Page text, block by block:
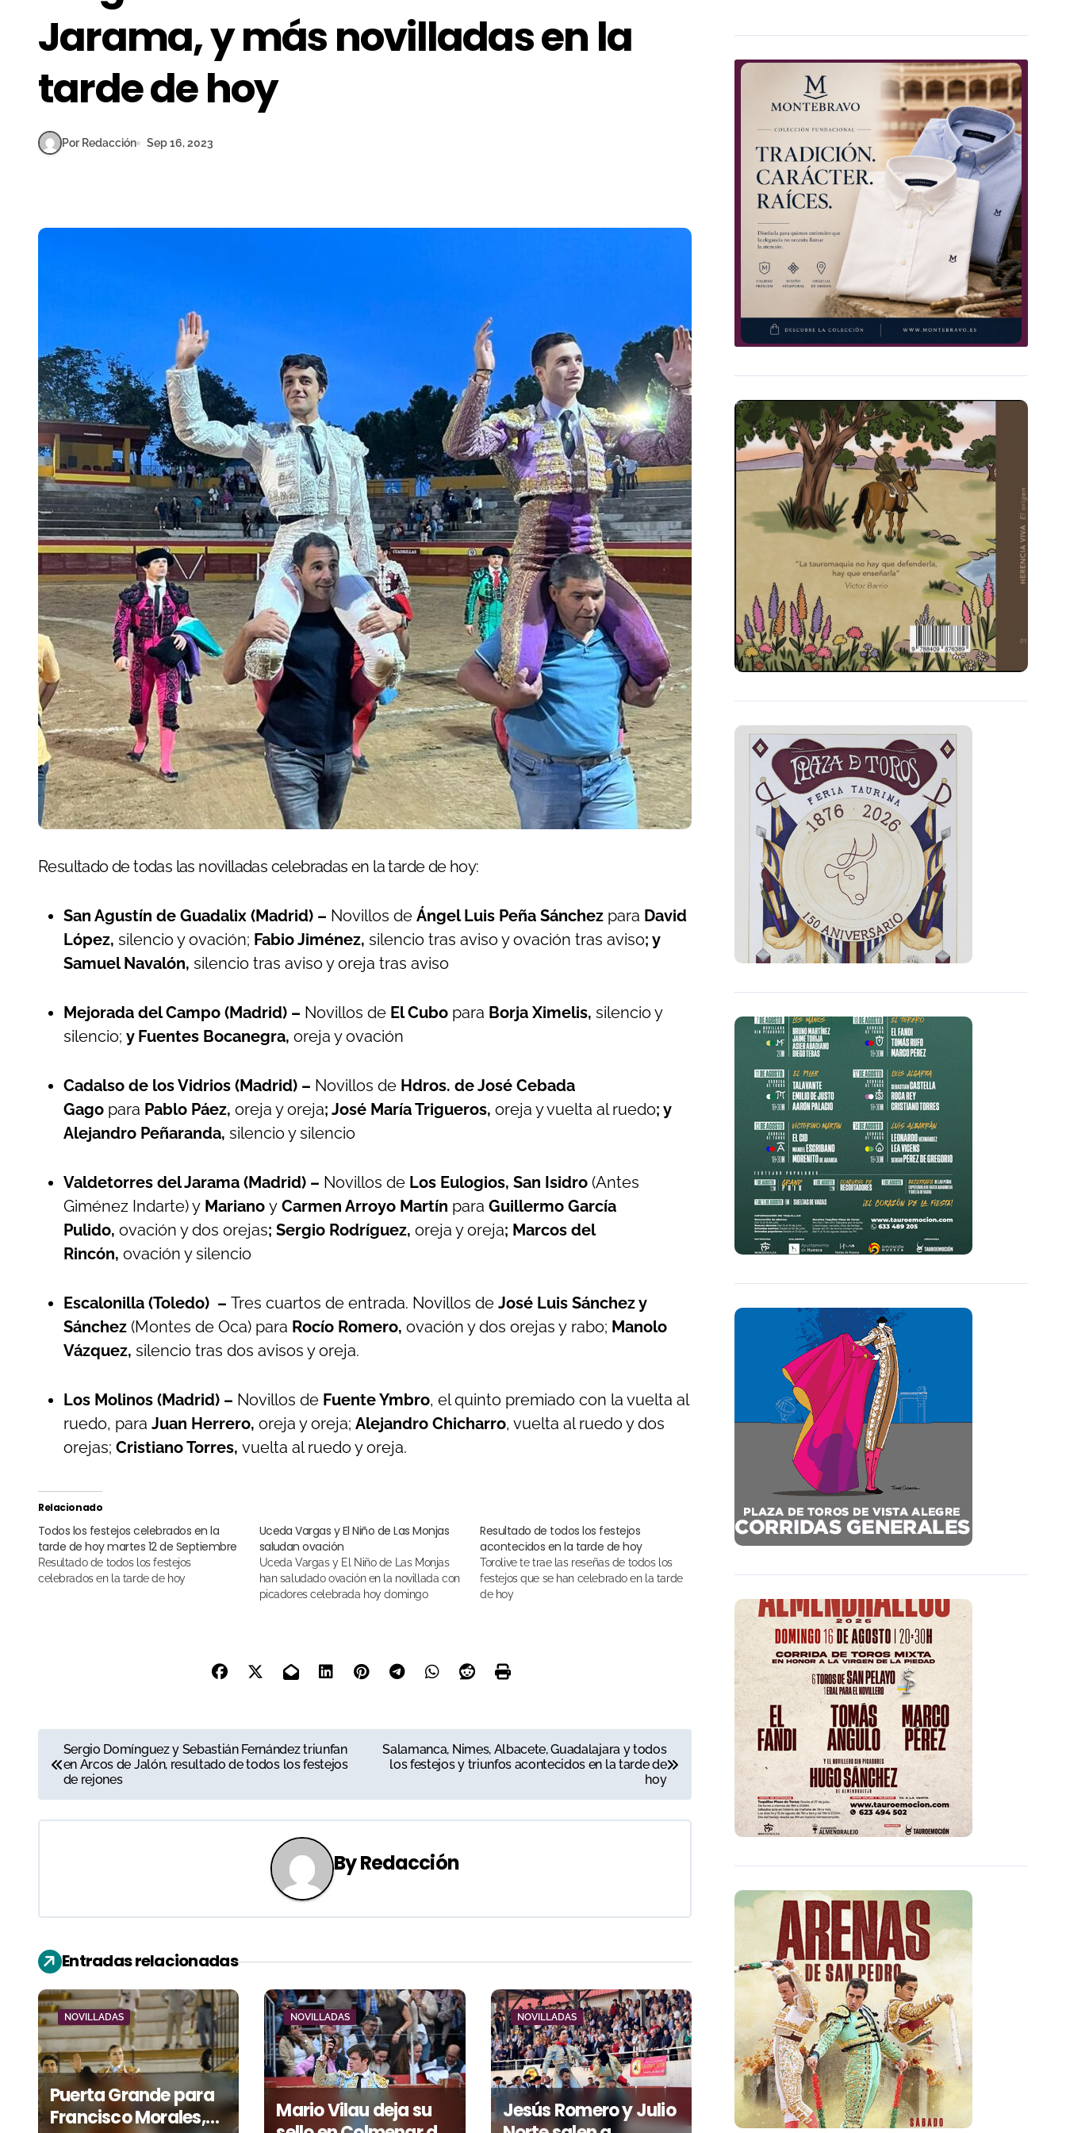
Jarama, y más novilladas en la
tarde de hoy
Por Redacción Sep 16, 2023
Resultado de todas las novilladas celebradas en la tarde de hoy:
San Agustín de Guadalix (Madrid) – Novillos de Ángel Luis Peña Sánchez para David
López, silencio y ovación; Fabio Jiménez, silencio tras aviso y ovación tras aviso; y
Samuel Navalón, silencio tras aviso y oreja tras aviso
Mejorada del Campo (Madrid) – Novillos de El Cubo para Borja Ximelis, silencio y
silencio; y Fuentes Bocanegra, oreja y ovación
Cadalso de los Vidrios (Madrid) – Novillos de Hdros. de José Cebada
Gago para Pablo Páez, oreja y oreja; José María Trigueros, oreja y vuelta al ruedo; y
Alejandro Peñaranda, silencio y silencio
Valdetorres del Jarama (Madrid) – Novillos de Los Eulogios, San Isidro (Antes
Giménez Indarte) y Mariano y Carmen Arroyo Martín para Guillermo García
Pulido, ovación y dos orejas; Sergio Rodríguez, oreja y oreja; Marcos del
Rincón, ovación y silencio
Escalonilla (Toledo) – Tres cuartos de entrada. Novillos de José Luis Sánchez y
Sánchez (Montes de Oca) para Rocío Romero, ovación y dos orejas y rabo; Manolo
Vázquez, silencio tras dos avisos y oreja.
Los Molinos (Madrid) – Novillos de Fuente Ymbro, el quinto premiado con la vuelta al
ruedo, para Juan Herrero, oreja y oreja; Alejandro Chicharro, vuelta al ruedo y dos
orejas; Cristiano Torres, vuelta al ruedo y oreja.
Relacionado
Todos los festejos celebrados en la
tarde de hoy martes 12 de Septiembre
Resultado de todos los festejos
celebrados en la tarde de hoy
Uceda Vargas y El Niño de Las Monjas
saludan ovación
Uceda Vargas y El Niño de Las Monjas
han saludado ovación en la novillada con
picadores celebrada hoy domingo
Resultado de todos los festejos
acontecidos en la tarde de hoy
Torolive te trae las reseñas de todos los
festejos que se han celebrado en la tarde
de hoy
a
v
a
c
i
ó
n
d
e
Sergio Domínguez y Sebastián Fernández triunfan
en Arcos de Jalón, resultado de todos los festejos
de rejones
Salamanca, Nimes, Albacete, Guadalajara y todos
los festejos y triunfos acontecidos en la tarde de
hoy
ByRedacción
Entradas relacionadas
NOVILLADAS
Puerta Grande para
Francisco Morales,
NOVILLADAS
Mario Vilau deja su
NOVILLADAS
Jesús Romero y Julio